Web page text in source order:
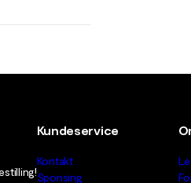
Kundeservice
Kontakt
Sponsing